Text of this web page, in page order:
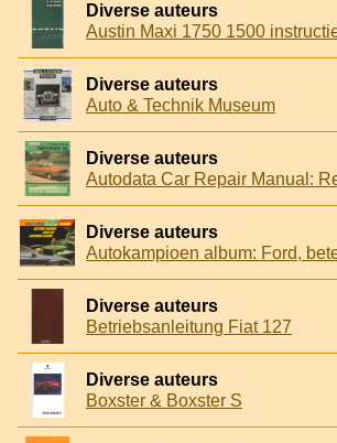
Diverse auteurs
Diverse auteurs
Auto & Technik Museum
Diverse auteurs
Diverse auteurs
Diverse auteurs
Betriebsanleitung Fiat 127
Diverse auteurs
Boxster & Boxster S